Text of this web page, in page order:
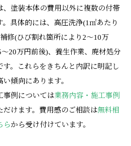
、塗装本体の費用以外に複数の付帯
具体的には、高圧洗浄(1㎡あたり
修(ひび割れ箇所により2〜10万
20万円前後)、養生作業、廃材処分
。これらをきちんと内訳に明記し
傾向にあります。
事例については業務内容・施工事例
だけます。費用感のご相談は無料相
らから受け付けています。